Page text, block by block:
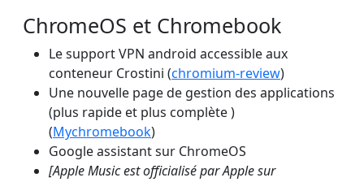
ChromeOS et Chromebook
Le support VPN android accessible aux
conteneur Crostini (chromium-review)
Une nouvelle page de gestion des applications
(plus rapide et plus complète )
(Mychromebook)
Google assistant sur ChromeOS
[Apple Music est officialisé par Apple sur